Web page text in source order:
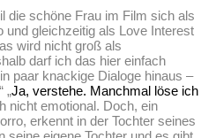
die schöne Frau im Film sich als
und gleichzeitig als Love Interest
wird nicht groß als
darf ich das hier einfach
paar knackige Dialoge hinaus –
“ „Ja, verstehe. Manchmal löse ich
nicht emotional. Doch, ein
erkennt in der Tochter seines